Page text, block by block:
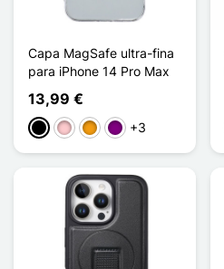
Capa MagSafe ultra-fina
para iPhone 14 Pro Max
13,99 €
PretoRosaLaranjaPúrpura
+3